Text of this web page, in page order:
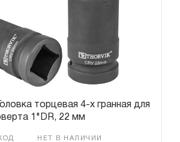
торцевая 4-х гранная для
1"DR, 22 мм
НЕТ В НАЛИЧИИ